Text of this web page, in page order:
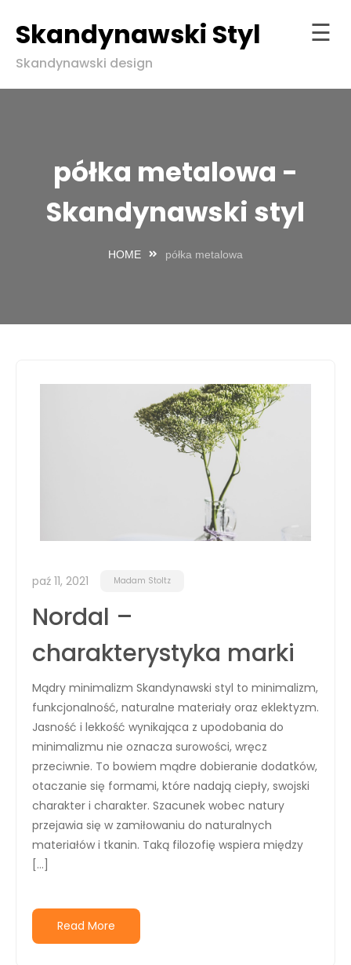
to
content
Skandynawski Styl
Skandynawski design
☰
półka metalowa -
Skandynawski styl
HOME półka metalowa
paź 11, 2021 Madam Stoltz
Nordal –
charakterystyka marki
Mądry minimalizm Skandynawski styl to minimalizm,
funkcjonalność, naturalne materiały oraz eklektyzm.
Jasność i lekkość wynikająca z upodobania do
minimalizmu nie oznacza surowości, wręcz
przeciwnie. To bowiem mądre dobieranie dodatków,
otaczanie się formami, które nadają ciepły, swojski
charakter i charakter. Szacunek wobec natury
przejawia się w zamiłowaniu do naturalnych
materiałów i tkanin. Taką filozofię wspiera między
[…]
Read More